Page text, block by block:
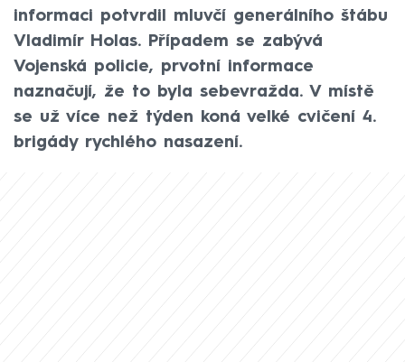
informaci potvrdil mluvčí generálního štábu
Vladimír Holas. Případem se zabývá
Vojenská policie, prvotní informace
naznačují, že to byla sebevražda. V místě
se už více než týden koná velké cvičení 4.
brigády rychlého nasazení.